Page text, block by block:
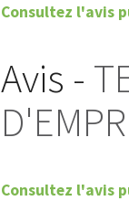
Consultez l'avis
Avis -
Consultez l'avis